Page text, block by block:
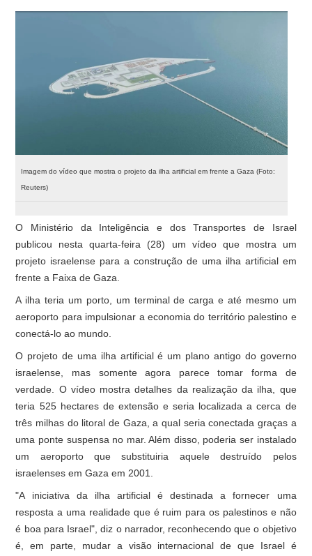
Imagem do vídeo que mostra o projeto da ilha artificial em frente a Gaza (Foto:
Reuters)
O Ministério da Inteligência e dos Transportes de Israel
publicou nesta quarta-feira (28) um vídeo que mostra um
projeto israelense para a construção de uma ilha artificial em
frente a Faixa de Gaza.
A ilha teria um porto, um terminal de carga e até mesmo um
aeroporto para impulsionar a economia do território palestino e
conectá-lo ao mundo.
O projeto de uma ilha artificial é um plano antigo do governo
israelense, mas somente agora parece tomar forma de
verdade. O vídeo mostra detalhes da realização da ilha, que
teria 525 hectares de extensão e seria localizada a cerca de
três milhas do litoral de Gaza, a qual seria conectada graças a
uma ponte suspensa no mar. Além disso, poderia ser instalado
um aeroporto que substituiria aquele destruído pelos
israelenses em Gaza em 2001.
"A iniciativa da ilha artificial é destinada a fornecer uma
resposta a uma realidade que é ruim para os palestinos e não
é boa para Israel", diz o narrador, reconhecendo que o objetivo
é, em parte, mudar a visão internacional de que Israel é